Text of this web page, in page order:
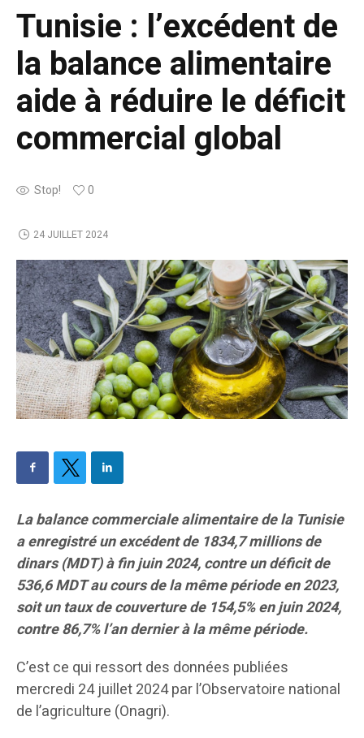
Tunisie : l’excédent de
la balance alimentaire
aide à réduire le déficit
commercial global
Stop! 0
24 JUILLET 2024
La balance commerciale alimentaire de la Tunisie
a enregistré un excédent de 1834,7 millions de
dinars (MDT) à fin juin 2024, contre un déficit de
536,6 MDT au cours de la même période en 2023,
soit un taux de couverture de 154,5% en juin 2024,
contre 86,7% l’an dernier à la même période.
C’est ce qui ressort des données publiées
mercredi 24 juillet 2024 par l’Observatoire national
de l’agriculture (Onagri).